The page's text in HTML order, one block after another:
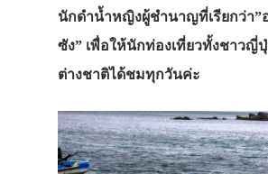
นักดำน้ำหญิงผู้ชำนาญที่เรียกว่า”
ซัง” เพื่อให้นักท่องเที่ยวทั้งชาวญี่
ต่างชาติได้ชมทุกวันค่ะ